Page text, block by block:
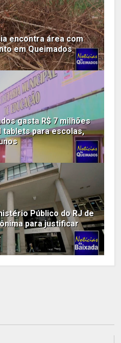
encontra área com
em Queimados
gasta R$ 7 milhões
tablets para escolas,
Público do RJ de
para justificar